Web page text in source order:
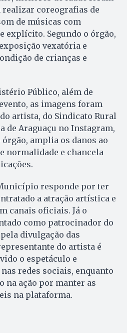
realizar coreografias de
de músicas com
explícito. Segundo o órgão,
vexatória e
de crianças e
Público, além de
as imagens foram
artista, do Sindicato Rural
de Araguaçu no Instagram,
órgão, amplia os danos ao
normalidade e chancela
responde por ter
a atração artística e
canais oficiais. Já o
como patrocinador do
divulgação das
do artista é
o espetáculo e
redes sociais, enquanto
na ação por manter as
na plataforma.